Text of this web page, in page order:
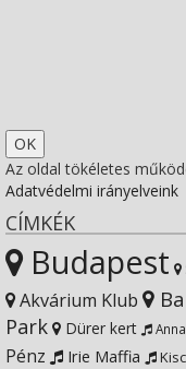
Twitter
on
Instagram
profile
on
YouTube
profile
on
Google+
Az oldal tökéletes
Adatvédelmi irányelveink
CÍMKÉK
Budapest
Akvárium Klub
Park
Dürer kert
Pénz
Irie Maffia